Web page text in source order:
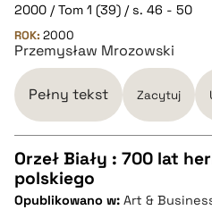
pobierz cytat
CZYSTY TEKST
pobierz cytat
pobierz cytat
2000 / Tom 1 (39) / s. 46 - 50
ROK: 2000
Przemysław Mrozowski
Pełny tekst Zacytuj
CZYSTY TEKST
Orzeł Biały : 700 lat
polskiego
Opublikowano w: Art &